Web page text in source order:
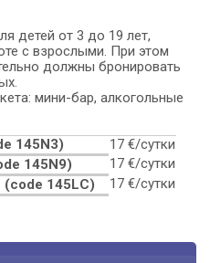
детей от 3 до 19 лет,
с взрослыми. При этом
должны бронировать
мини-бар, алкогольные
145N3)
17 €/сутки
145N9)
17 €/сутки
(code 145LC)
17 €/сутки